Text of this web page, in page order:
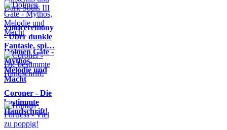
Voidceremony
- Über dunkle
Fantasie, spi…
Dolmen Gate -
Mythos,
Melodie und
Macht
Coroner - Die
bestimmte
Handschrift!